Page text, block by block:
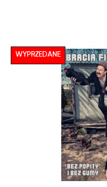
WYPRZEDANE